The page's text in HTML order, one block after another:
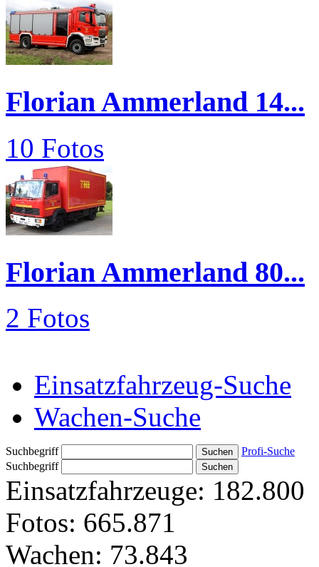
Florian Ammerland 14...
10 Fotos
Florian Ammerland 80...
2 Fotos
Einsatzfahrzeug-Suche
Wachen-Suche
Suchbegriff
Profi-Suche
Suchbegriff
Einsatzfahrzeuge: 182.800
Fotos: 665.871
Wachen: 73.843